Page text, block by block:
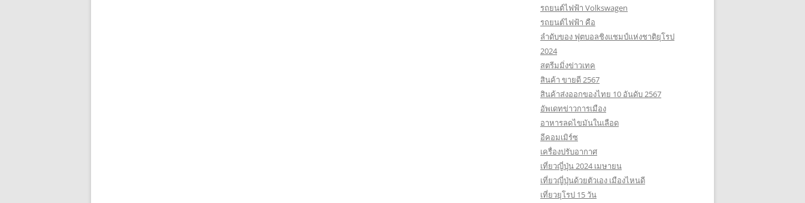
รถยนต์ไฟฟ้า Volkswagen
รถยนต์ไฟฟ้า คือ
ลำดับของ ฟุตบอลชิงแชมป์แห่งชาติยุโรป
2024
สตรีมมิ่งข่าวเทค
สินค้า ขายดี 2567
สินค้าส่งออกของไทย 10 อันดับ 2567
อัพเดทข่าวการเมือง
อาหารลดไขมันในเลือด
อีคอมเมิร์ซ
เครื่องปรับอากาศ
เที่ยวญี่ปุ่น 2024 เมษายน
เที่ยวญี่ปุ่นด้วยตัวเอง เมืองไหนดี
เที่ยวยุโรป 15 วัน